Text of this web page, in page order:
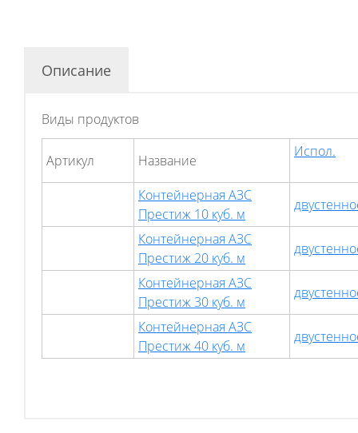
Описание
Виды продуктов
Артикул Hазвание
Испол.
Контейнерная АЗС
Престиж 10 куб. м
Контейнерная АЗС
Престиж 20 куб. м
Контейнерная АЗС
Престиж 30 куб. м
Контейнерная АЗС
Престиж 40 куб. м